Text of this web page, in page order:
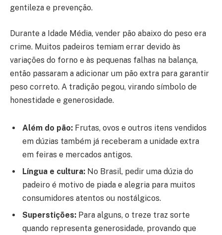
gentileza e prevenção.
Durante a Idade Média, vender pão abaixo do peso era
crime. Muitos padeiros temiam errar devido às
variações do forno e às pequenas falhas na balança,
então passaram a adicionar um pão extra para garantir
peso correto. A tradição pegou, virando símbolo de
honestidade e generosidade.
Além do pão: Frutas, ovos e outros itens vendidos
em dúzias também já receberam a unidade extra
em feiras e mercados antigos.
Língua e cultura: No Brasil, pedir uma dúzia do
padeiro é motivo de piada e alegria para muitos
consumidores atentos ou nostálgicos.
Superstições: Para alguns, o treze traz sorte
quando representa generosidade, provando que